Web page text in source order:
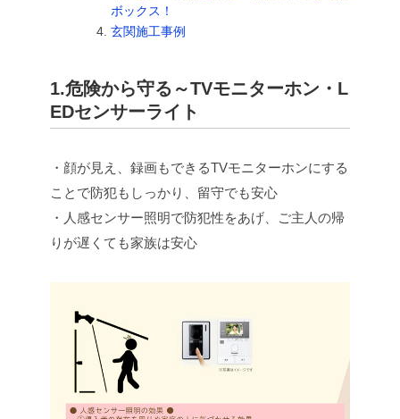
ボックス！
玄関施工事例
1.危険から守る～TVモニターホン・L
EDセンサーライト
・顔が見え、録画もできるTVモニターホンにする
ことで防犯もしっかり、留守でも安心
・人感センサー照明で防犯性をあげ、ご主人の帰
りが遅くても家族は安心